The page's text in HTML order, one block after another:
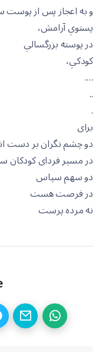
و به اعجاز پس از پوست
پستوي آرامش،
در پوسته بزرگسالي
کودکي،
….
..
.
برای
دو چشم نگران بر دست
در مسیر فردای کودکان
دو سھم سپاس
در فرصت هست
نه مرده پرست